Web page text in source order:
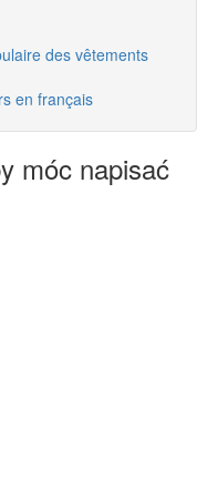
des vêtements
en français
móc napisać